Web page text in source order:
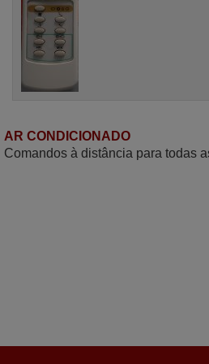
AR CONDICIONADO
Comandos à distância para todas